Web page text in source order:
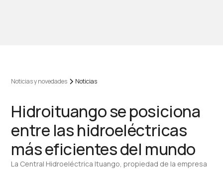
Noticias y novedades Noticias
Hidroituango se posiciona
entre las hidroeléctricas
más eficientes del mundo
La Central Hidroeléctrica Ituango, propiedad de la empresa